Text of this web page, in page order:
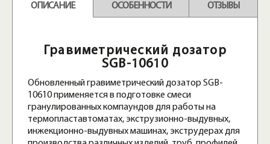
ОПИСАНИЕ ОСОБЕННОСТИ ОТЗЫВЫ
Гравиметрический дозатор
SGB-10610
Обновленный гравиметрический дозатор SGB-
10610 применяется в подготовке смеси
гранулированных компаундов для работы на
термопластавтоматах, экструзионно-выдувных,
инжекционно-выдувных машинах, экструдерах для